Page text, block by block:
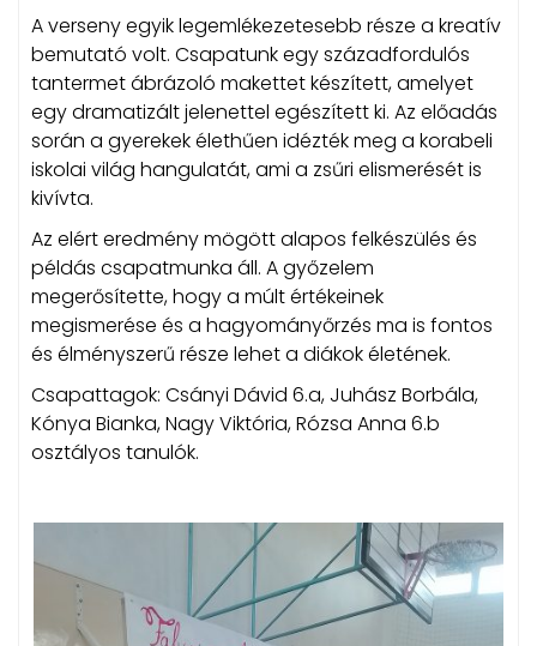
A verseny egyik legemlékezetesebb része a kreatív
bemutató volt. Csapatunk egy századfordulós
tantermet ábrázoló makettet készített, amelyet
egy dramatizált jelenettel egészített ki. Az előadás
során a gyerekek élethűen idézték meg a korabeli
iskolai világ hangulatát, ami a zsűri elismerését is
kivívta.
Az elért eredmény mögött alapos felkészülés és
példás csapatmunka áll. A győzelem
megerősítette, hogy a múlt értékeinek
megismerése és a hagyományőrzés ma is fontos
és élményszerű része lehet a diákok életének.
Csapattagok: Csányi Dávid 6.a, Juhász Borbála,
Kónya Bianka, Nagy Viktória, Rózsa Anna 6.b
osztályos tanulók.